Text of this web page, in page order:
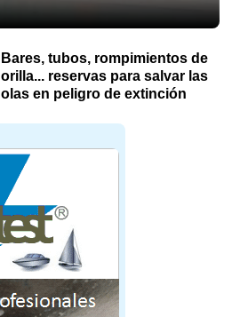
Bares, tubos, rompimientos de
orilla... reservas para salvar las
olas en peligro de extinción